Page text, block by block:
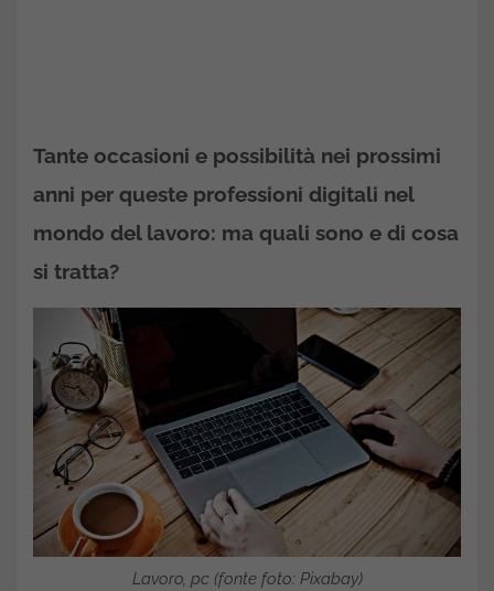
Tante occasioni e possibilità nei prossimi
anni per queste professioni digitali nel
mondo del lavoro: ma quali sono e di cosa
si tratta?
Lavoro, pc (fonte foto: Pixabay)